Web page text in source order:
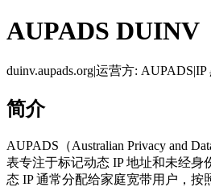
AUPADS DUINV
duinv.aupads.org|运营方: AUPADS|IP
简介
AUPADS（Australian Privacy and
表专注于标记动态 IP 地址和未经身
态 IP 通常分配给家庭宽带用户，按